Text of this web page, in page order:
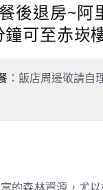
後退房~阿
可至赤崁
：飯店周邊敬請自